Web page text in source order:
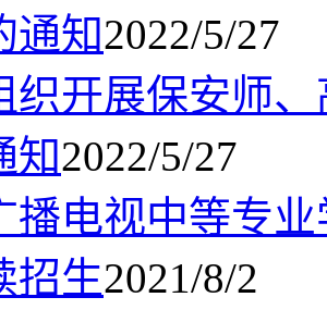
通知2022/5/27
织开展保安师
知2022/5/27
播电视中等专
招生2021/8/2